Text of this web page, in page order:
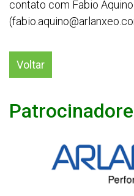
contato com Fabio Aquino
Voltar